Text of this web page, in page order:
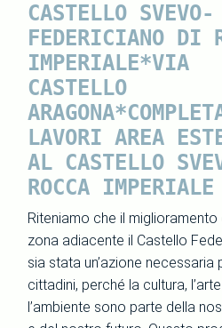
CASTELLO SVEVO-
FEDERICIANO DI
IMPERIALE*VIA
CASTELLO
LAVORI AREA
AL CASTELLO
ROCCA IMPERIALE
Riteniamo che il miglioramento
zona adiacente il Castello
sia stata un’azione necessaria
cittadini, perché la cultura,
l’ambiente sono parte della